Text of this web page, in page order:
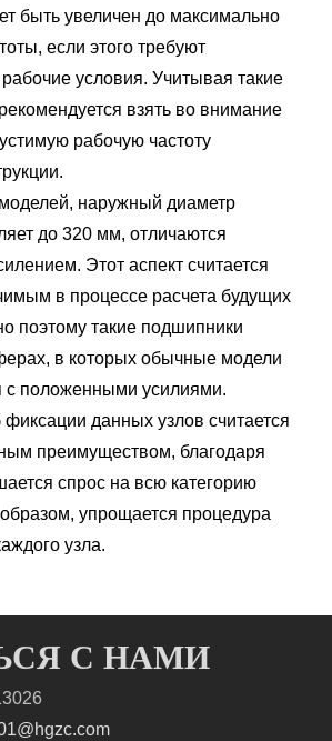
быть увеличен до максимально
если этого требуют
условия. Учитывая такие
взять во внимание
рабочую частоту
наружный диаметр
до 320 мм, отличаются
Этот аспект считается
в процессе расчета будущих
поэтому такие подшипники
в которых обычные модели
с положенными усилиями.
данных узлов считается
преимуществом, благодаря
спрос на всю категорию
упрощается процедура
узла.
С НАМИ